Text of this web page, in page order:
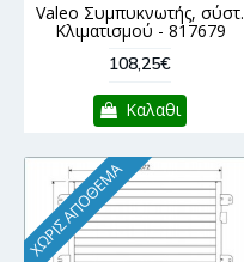
Valeo Συμπυκνωτής, σύστ.
Κλιματισμού - 817679
108,25€
Καλαθι
ΧΩΡΊΣ ΑΠΌΘΕΜΑ